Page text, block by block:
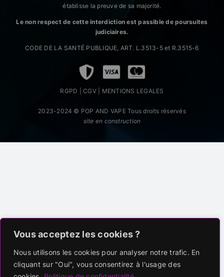
Vous acceptez les cookies ?
Nous utilisons les cookies pour analyser notre trafic. En
cliquant sur "Oui", vous consentirez à l'usage des
établisse la preuve de sa majorité.
Le non respect de cette interdiction est passible de poursuites
judiciaires.
CODE DE LA SANTÉ PUBLIQUE, ART. L.3513-5 et R.3515-6
RGPD |CGV| MENTIONS LEGALES
2023-2024 © POP AND VAPETous droits réservés
site en construction